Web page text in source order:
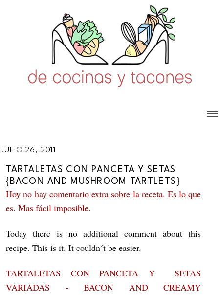
JULIO 26, 2011
TARTALETAS CON PANCETA Y SETAS
{BACON AND MUSHROOM TARTLETS}
Hoy no hay comentario extra sobre la receta. Es lo que
es. Mas fácil imposible.
Today there is no additional comment about this
recipe. This is it. It couldn´t be easier.
TARTALETAS CON PANCETA Y SETAS
VARIADAS - BACON AND CREAMY